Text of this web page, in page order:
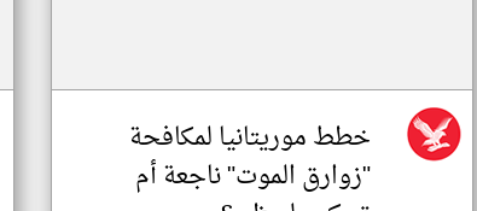
خطط موريتانيا لمكافحة
"زوارق الموت" ناجعة أم